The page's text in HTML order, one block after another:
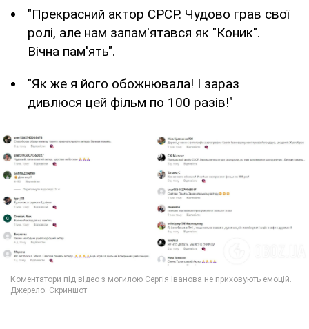
"Прекрасний актор СРСР. Чудово грав свої
ролі, але нам запам'ятався як "Коник".
Вічна пам'ять".
"Як же я його обожнювала! І зараз
дивлюся цей фільм по 100 разів!"